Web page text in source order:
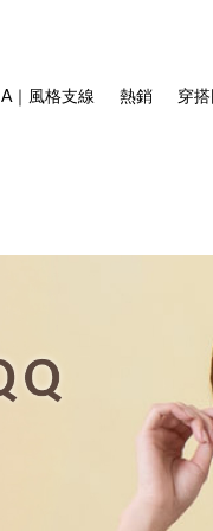
A｜風格支線 熱銷 穿